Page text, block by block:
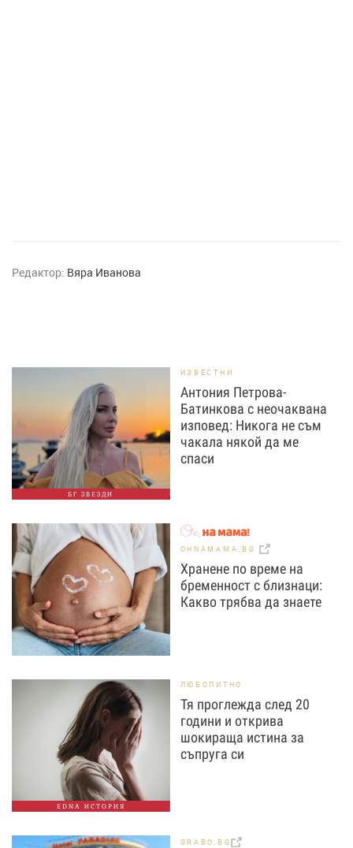
Редактор: Вяра Иванова
БГ ЗВЕЗДИ
ИЗВЕСТНИ
Антония Петрова-
Батинкова с неочаквана
изповед: Никога не съм
чакала някой да ме
спаси
OHNAMAMA.BG
Хранене по време на
бременност с близнаци:
Какво трябва да знаете
EDNA ИСТОРИЯ
ЛЮБОПИТНО
Тя проглежда след 20
години и открива
шокираща истина за
съпруга си
GRABO.BG